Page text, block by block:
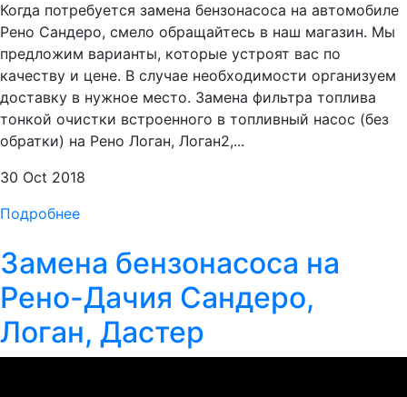
Когда потребуется замена бензонасоса на автомобиле
Рено Сандеро, смело обращайтесь в наш магазин. Мы
предложим варианты, которые устроят вас по
качеству и цене. В случае необходимости организуем
доставку в нужное место. Замена фильтра топлива
тонкой очистки встроенного в топливный насос (без
обратки) на Рено Логан, Логан2,...
30 Oct 2018
Подробнее
Замена бензонасоса на
Рено-Дачия Сандеро,
Логан, Дастер